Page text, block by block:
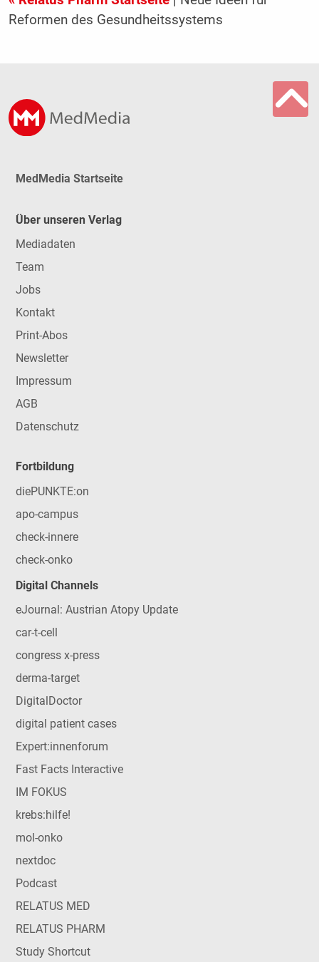
Reformen des Gesundheitssystems
MedMedia Startseite
Über unseren Verlag
Mediadaten
Team
Jobs
Kontakt
Print-Abos
Newsletter
Impressum
AGB
Datenschutz
Fortbildung
diePUNKTE:on
apo-campus
check-innere
check-onko
Digital Channels
eJournal: Austrian Atopy Update
car-t-cell
congress x-press
derma-target
DigitalDoctor
digital patient cases
Expert:innenforum
Fast Facts Interactive
IM FOKUS
krebs:hilfe!
mol-onko
nextdoc
Podcast
RELATUS MED
RELATUS PHARM
Study Shortcut